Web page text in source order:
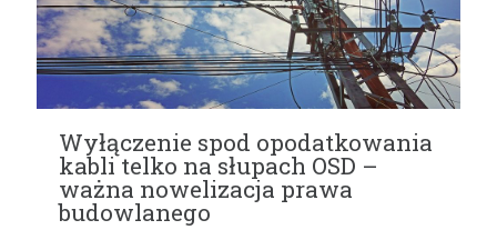
Wyłączenie spod opodatkowania
kabli telko na słupach OSD –
ważna nowelizacja prawa
budowlanego